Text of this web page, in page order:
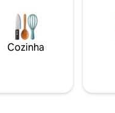
Cozinha